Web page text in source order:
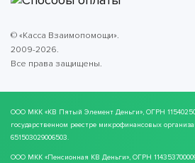
© «Касса Взаимопомощи».
2009-2026.
Все права защищены.
ООО МКК «КВ Пятый Элемент Деньги», ОГРН
государственном реестре микрофинансовых
651503029006503.
ООО МКК «Пенсионная КВ Деньги», ОГРН